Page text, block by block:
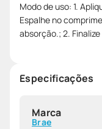
Modo de uso: 1.
Espalhe no
absorção.; 2.
Especificações
Marca
Brae